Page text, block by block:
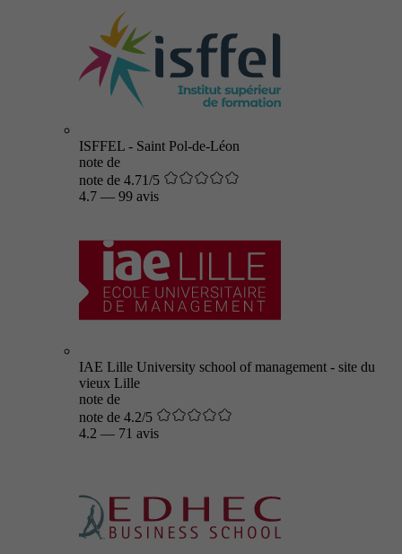
ISFFEL - Saint Pol-de-Léon
note de
note de 4.71/5
4.7 — 99 avis
IAE Lille University school of management - site du
vieux Lille
note de
note de 4.2/5
4.2 — 71 avis